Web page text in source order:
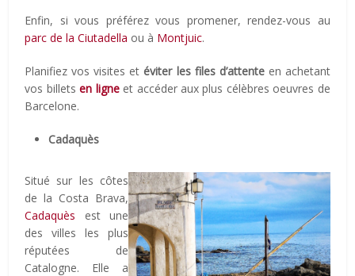
Enfin, si vous préférez vous promener, rendez-vous au
parc de la Ciutadella ou à Montjuic.
Planifiez vos visites et éviter les files d’attenteen achetant
vos billetsen ligneet accéder aux plus célèbres oeuvres de
Barcelone.
Cadaquès
Situé sur les côtes
de la Costa Brava,
Cadaquès est une
des villes les plus
réputées de
Catalogne. Elle a